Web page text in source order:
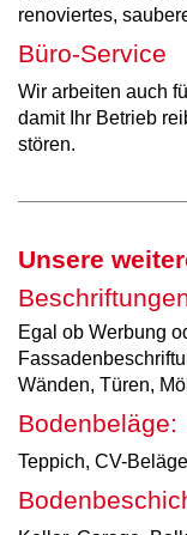
renoviertes,
Büro-Service
Wir arbeiten auch
damit Ihr Betrieb
stören.
Unsere
Egal ob Werbung
Wänden, Türen,
Bodenbeläge:
Teppich, CV-